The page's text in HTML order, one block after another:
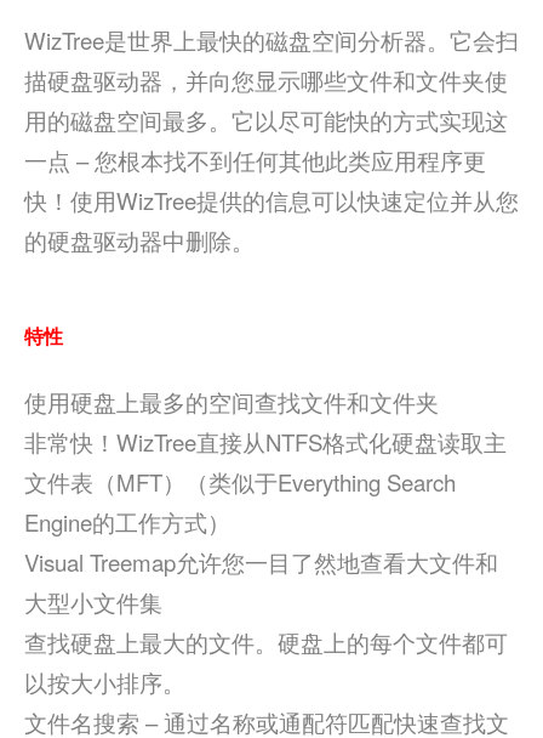
WizTree是世界上最快的磁盘空间分析器。它会扫
描硬盘驱动器，并向您显示哪些文件和文件夹使
用的磁盘空间最多。它以尽可能快的方式实现这
一点 – 您根本找不到任何其他此类应用程序更
快！使用WizTree提供的信息可以快速定位并从您
的硬盘驱动器中删除。
特性
使用硬盘上最多的空间查找文件和文件夹
非常快！WizTree直接从NTFS格式化硬盘读取主
文件表（MFT）（类似于Everything Search
Engine的工作方式）
Visual Treemap允许您一目了然地查看大文件和
大型小文件集
查找硬盘上最大的文件。硬盘上的每个文件都可
以按大小排序。
文件名搜索 – 通过名称或通配符匹配快速查找文